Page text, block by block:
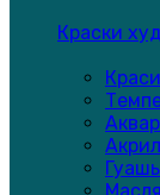
Краски